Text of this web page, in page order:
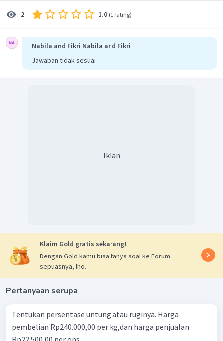
2 1.0 (1 rating)
Nabila and Fikri Nabila and Fikri
Jawaban tidak sesuai
Iklan
Klaim Gold gratis sekarang!
Dengan Gold kamu bisa tanya soal ke Forum
sepuasnya, lho.
Pertanyaan serupa
Tentukan persentase untung atau ruginya. Harga
pembelian Rp240.000,00 per kg,dan harga penjualan
Rp22.500,00 per ons.